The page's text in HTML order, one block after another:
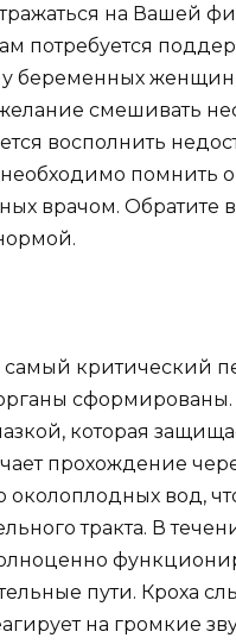
на Вашей
потребуется
у беременных
смешивать
восполнить
помнить
врачом. Обратите
самый критический
которая
прохождение
околоплодных вод,
тракта. В
пути. Кроха
на громкие